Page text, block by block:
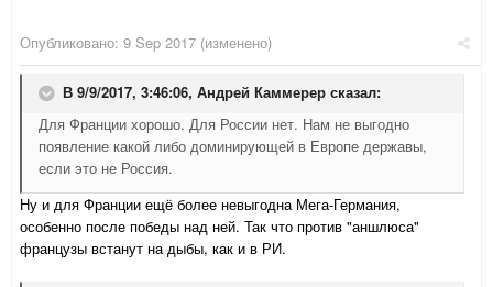
Опубликовано: 9 Sep 2017 (изменено)
В 9/9/2017, 3:46:06, Андрей Каммерер сказал:
Для Франции хорошо. Для России нет. Нам не выгодно
появление какой либо доминирующей в Европе державы,
если это не Россия.
Ну и для Франции ещё более невыгодна Мега-Германия,
особенно после победы над ней. Так что против "аншлюса"
французы встанут на дыбы, как и в РИ.